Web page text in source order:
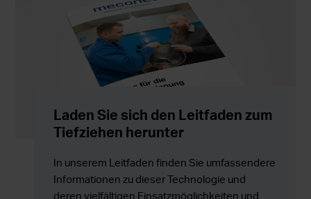
Laden Sie sich den Leitfaden zum
Tiefziehen herunter
In unserem Leitfaden finden Sie umfassendere
Informationen zu dieser Technologie und
deren vielfältigen Einsatzmöglichkeiten und